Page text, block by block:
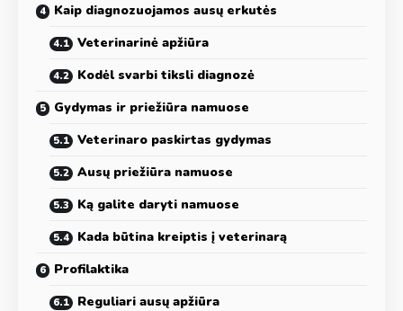
Kaip diagnozuojamos ausų erkutės
Veterinarinė apžiūra
Kodėl svarbi tiksli diagnozė
Gydymas ir priežiūra namuose
Veterinaro paskirtas gydymas
Ausų priežiūra namuose
Ką galite daryti namuose
Kada būtina kreiptis į veterinarą
Profilaktika
Reguliari ausų apžiūra